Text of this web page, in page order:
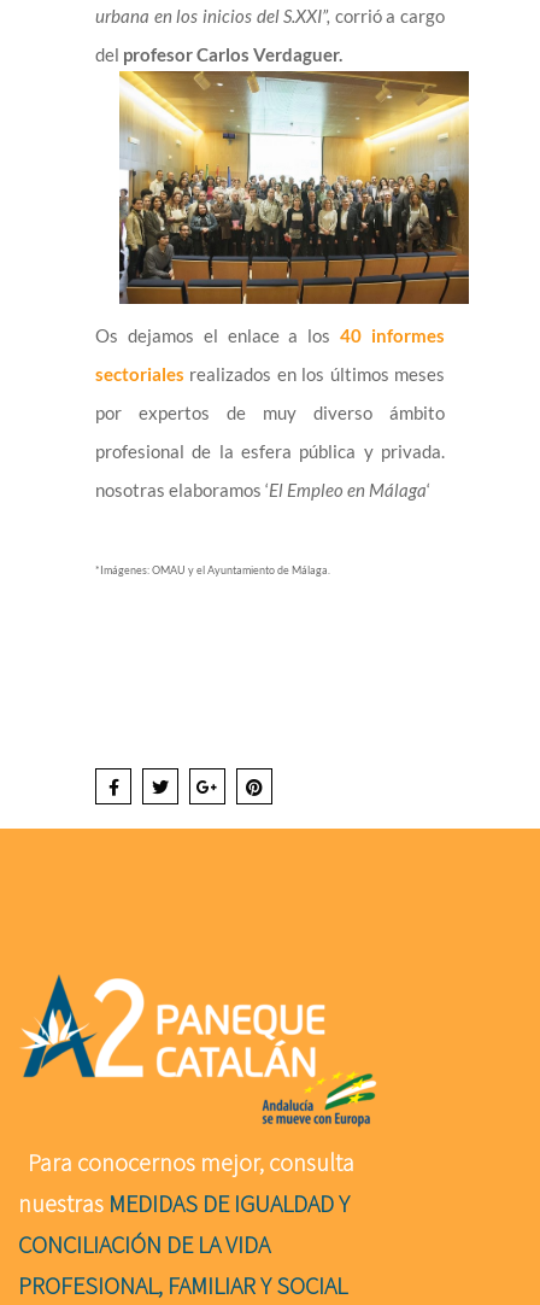
urbana en los inicios del S.XXI”, corrió a cargo
del profesor Carlos Verdaguer.
Os dejamos el enlace a los40 informes
sectoriales realizados en los últimos meses
por expertos de muy diverso ámbito
profesional de la esfera pública y privada.
nosotras elaboramos ‘El Empleo en Málaga‘
*Imágenes: OMAU y el Ayuntamiento de Málaga.
Para conocernos mejor, consulta
nuestras MEDIDAS DE IGUALDAD Y
CONCILIACIÓN DE LA VIDA
PROFESIONAL, FAMILIAR Y SOCIAL